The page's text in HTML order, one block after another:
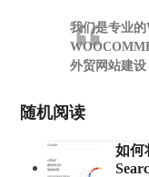
我们是专业的
外贸网站建设
随机阅读
如何